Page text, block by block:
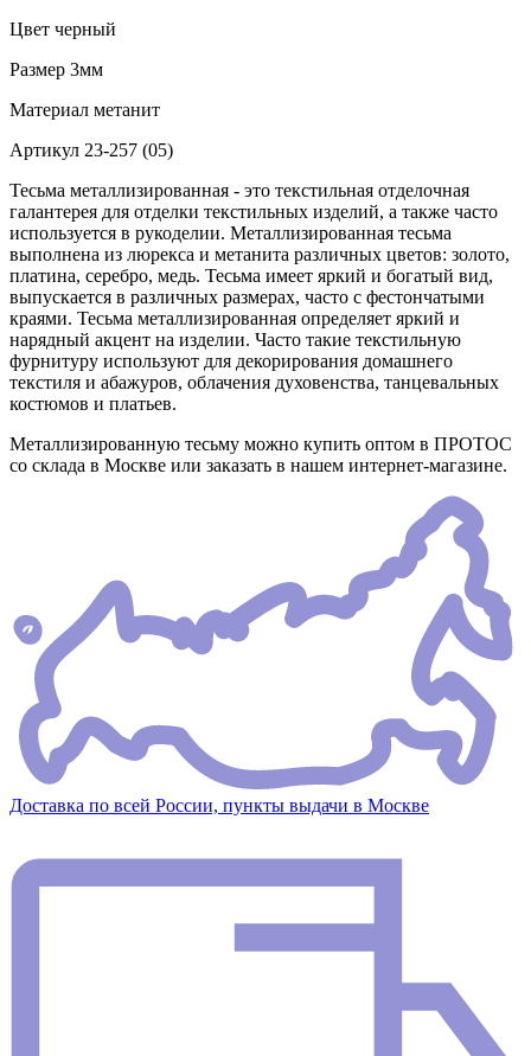
Цвет черный
Размер 3мм
Материал метанит
Артикул 23-257 (05)
Тесьма металлизированная - это текстильная отделочная
галантерея для отделки текстильных изделий, а также часто
используется в рукоделии. Металлизированная тесьма
выполнена из люрекса и метанита различных цветов: золото,
платина, серебро, медь. Тесьма имеет яркий и богатый вид,
выпускается в различных размерах, часто с фестончатыми
краями. Тесьма металлизированная определяет яркий и
нарядный акцент на изделии. Часто такие текстильную
фурнитуру используют для декорирования домашнего
текстиля и абажуров, облачения духовенства, танцевальных
костюмов и платьев.
Металлизированную тесьму можно купить оптом в ПРОТОС
со склада в Москве или заказать в нашем интернет-магазине.
Доставка по всей России, пункты выдачи в Москве